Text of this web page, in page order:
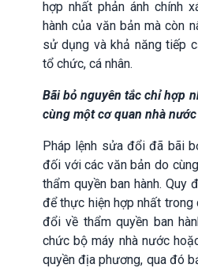
hợp nhất phản ánh chính
hành của văn bản mà còn
sử dụng và khả năng tiếp
tổ chức, cá nhân.
Bãi bỏ nguyên tắc chỉ hợp
cùng một cơ quan nhà
Pháp lệnh sửa đổi đã bãi
đối với các văn bản do
thẩm quyền ban hành.
để thực hiện hợp nhất
đổi về thẩm quyền ban
chức bộ máy nhà nước
quyền địa phương, qua đó